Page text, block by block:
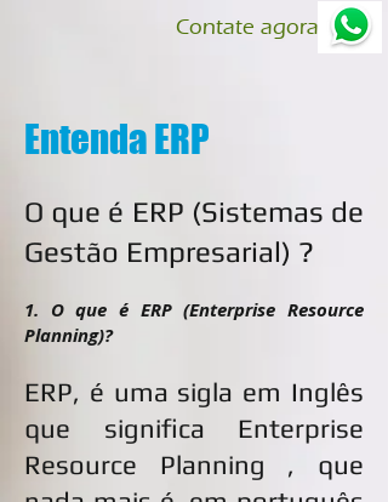
Contate agora
Entenda ERP
O que é ERP (Sistemas de
Gestão Empresarial) ?
1. O que é ERP (Enterprise Resource
Planning)?
ERP, é uma sigla em Inglês
que significa Enterprise
Resource Planning , que